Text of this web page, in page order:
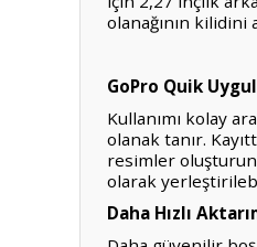
olanağının kilidini
GoPro Quik
Kullanımı kolay
olanak tanır.
resimler
olarak
Daha Hızlı